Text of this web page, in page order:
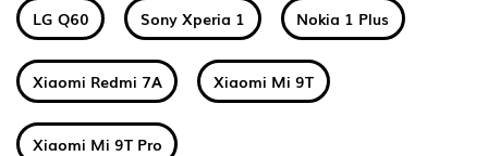
LG Q60 Sony Xperia 1 Nokia 1 Plus
Xiaomi Redmi 7A Xiaomi Mi 9T
Xiaomi Mi 9T Pro